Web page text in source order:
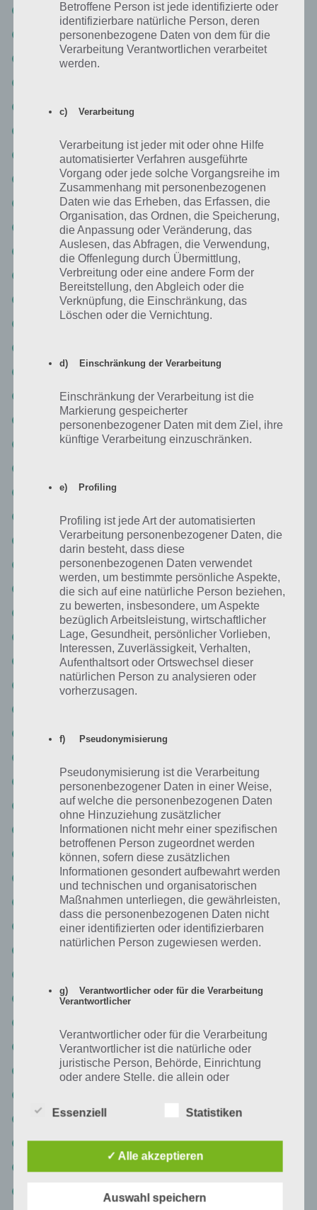
Level 92: RIPCURL
Level 93: EVIAN
Level 96: LUCASARTS
Level 98: WELLA
Level 99: REDBULL
Level 100: BACARDI
Logo Quiz Deutschland Lösung Level 101: ADECCO
Level 102: ZARA
Level 103: CROCS
Level 104: SONY
Level 105: HP
Level 107: ALLIANZ
Level 108: ARENA
Level 109: KELLOGGS
Level 110: TOYSRUS
Level 112: ROWENTA
Level 113: DHL
Level 114: MARLBORO
Level 115: PIXAR
Level 116: VERSACE
Level 117: COCACOLA
Level 118: AXA
Level 119: MAZDA
Level 120: UBISOFT
Level 122: PUMA
Level 125: LINDT
Level 126: LEXMARK
Logo Quiz Deutschland Lösung Level 127: PLAYDOH
Level 128: BWIN
Level 129: DANONE
Level 130: UPS
Level 131: LEGO
Level 133: WIKIPEDIA
Logo Quiz Deutschland Lösung Level 135: MINUTEMAID
Level 136: AMD
Logo Quiz Deutschland Lösung Level 138: LACOSTE
Level 139: ARIEL
Level 141: YOPLAIT
Betroffene Person ist jede identifizierte oder
identifizierbare natürliche Person, deren
personenbezogene Daten von dem für die
Verarbeitung Verantwortlichen verarbeitet
werden.
c) Verarbeitung
Verarbeitung ist jeder mit oder ohne Hilfe
automatisierter Verfahren ausgeführte
Vorgang oder jede solche Vorgangsreihe im
Zusammenhang mit personenbezogenen
Daten wie das Erheben, das Erfassen, die
Organisation, das Ordnen, die Speicherung,
die Anpassung oder Veränderung, das
Auslesen, das Abfragen, die Verwendung,
die Offenlegung durch Übermittlung,
Verbreitung oder eine andere Form der
Bereitstellung, den Abgleich oder die
Verknüpfung, die Einschränkung, das
Löschen oder die Vernichtung.
d) Einschränkung der Verarbeitung
Einschränkung der Verarbeitung ist die
Markierung gespeicherter
personenbezogener Daten mit dem Ziel, ihre
künftige Verarbeitung einzuschränken.
e) Profiling
Profiling ist jede Art der automatisierten
Verarbeitung personenbezogener Daten, die
darin besteht, dass diese
personenbezogenen Daten verwendet
werden, um bestimmte persönliche Aspekte,
die sich auf eine natürliche Person beziehen,
zu bewerten, insbesondere, um Aspekte
bezüglich Arbeitsleistung, wirtschaftlicher
Lage, Gesundheit, persönlicher Vorlieben,
Interessen, Zuverlässigkeit, Verhalten,
Aufenthaltsort oder Ortswechsel dieser
natürlichen Person zu analysieren oder
vorherzusagen.
f) Pseudonymisierung
Pseudonymisierung ist die Verarbeitung
personenbezogener Daten in einer Weise,
auf welche die personenbezogenen Daten
ohne Hinzuziehung zusätzlicher
Informationen nicht mehr einer spezifischen
betroffenen Person zugeordnet werden
können, sofern diese zusätzlichen
Informationen gesondert aufbewahrt werden
und technischen und organisatorischen
Maßnahmen unterliegen, die gewährleisten,
dass die personenbezogenen Daten nicht
einer identifizierten oder identifizierbaren
natürlichen Person zugewiesen werden.
g) Verantwortlicher oder für die Verarbeitung
Verantwortlicher
Verantwortlicher oder für die Verarbeitung
Verantwortlicher ist die natürliche oder
juristische Person, Behörde, Einrichtung
oder andere Stelle, die allein oder
und Mittel der Verarbeitung von
personenbezogenen Daten entscheidet.
das Recht der Mitgliedstaaten vorgegeben,
so kann der Verantwortliche
beziehungsweise können die bestimmten
Kriterien seiner Benennung nach dem
Essenziell Statistiken
✓ Alle akzeptieren
Auswahl speichern